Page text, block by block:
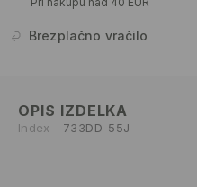
Brezplačno vračilo
OPIS IZDELKA
Index 733DD-55J